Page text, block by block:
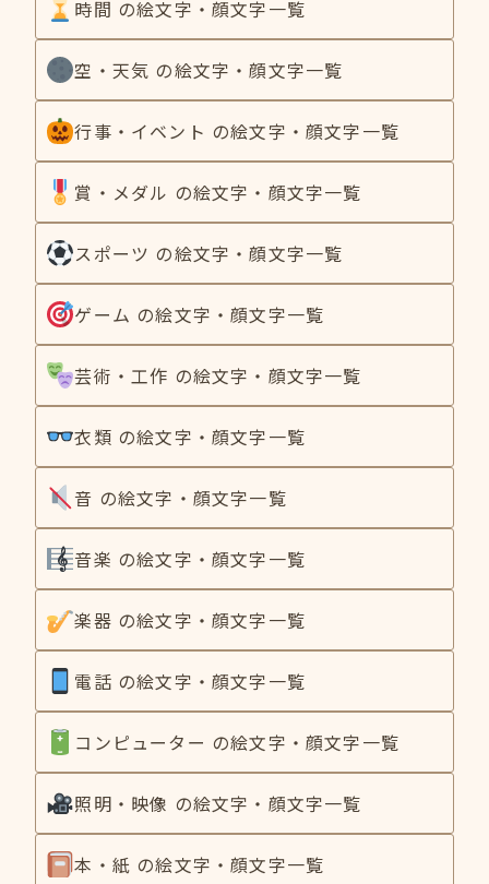
時間 の絵文字・顔文字一覧
空・天気 の絵文字・顔文字一覧
行事・イベント の絵文字・顔文字一覧
賞・メダル の絵文字・顔文字一覧
スポーツ の絵文字・顔文字一覧
ゲーム の絵文字・顔文字一覧
芸術・工作 の絵文字・顔文字一覧
衣類 の絵文字・顔文字一覧
音 の絵文字・顔文字一覧
音楽 の絵文字・顔文字一覧
楽器 の絵文字・顔文字一覧
電話 の絵文字・顔文字一覧
コンピューター の絵文字・顔文字一覧
照明・映像 の絵文字・顔文字一覧
本・紙 の絵文字・顔文字一覧